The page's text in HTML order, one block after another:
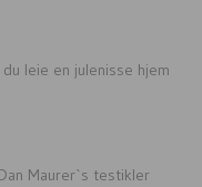
du leie en julenisse hjem
Dan Maurer`s testikler